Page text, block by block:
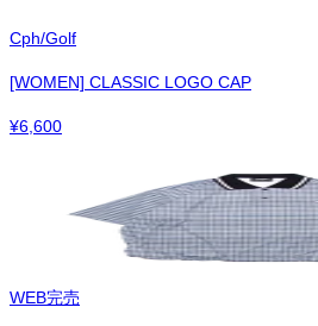
Cph/Golf
[WOMEN] CLASSIC LOGO CAP
¥6,600
WEB完売